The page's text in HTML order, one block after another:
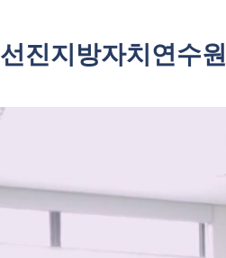
선진지방자치연수원